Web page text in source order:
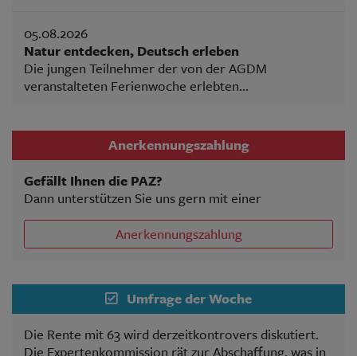
05.08.2026
Natur entdecken, Deutsch erleben
Die jungen Teilnehmer der von der AGDM
veranstalteten Ferienwoche erlebten...
Anerkennungszahlung
Gefällt Ihnen die PAZ?
Dann unterstützen Sie uns gern mit einer
Anerkennungszahlung
Umfrage der Woche
Die Rente mit 63 wird derzeitkontrovers diskutiert.
Die Expertenkommission rät zur Abschaffung, was in